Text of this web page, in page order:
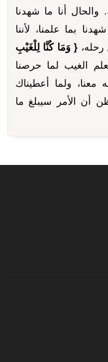
أنا ما شهدنا
بما علمنا، لأننا
{ وَمَا كُنَّا لِلْغَيْبِ
الغيب لما حرصنا
معنا، ولما أعطيناك
أن الأمر سيبلغ ما